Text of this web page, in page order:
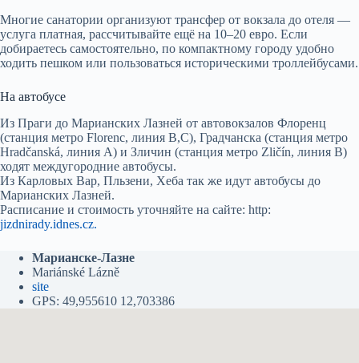
Многие санатории организуют трансфер от вокзала до отеля —
услуга платная, рассчитывайте ещё на 10–20 евро. Если
добираетесь самостоятельно, по компактному городу удобно
ходить пешком или пользоваться историческими троллейбусами.
На автобусе
Из Праги до Марианских Лазней от автовокзалов Флоренц
(станция метро Florenc, линия В,С), Градчанска (станция метро
Hradčanská, линия А) и Зличин (станция метро Zličín, линия В)
ходят междугородние автобусы.
Из Карловых Вар, Пльзени, Хеба так же идут автобусы до
Марианских Лазней.
Расписание и стоимость уточняйте на сайте: http:
jizdnirady.idnes.cz.
Марианске-Лазне
Mariánské Lázně
site
GPS: 49,955610 12,703386